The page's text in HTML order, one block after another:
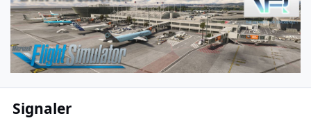
Signaler